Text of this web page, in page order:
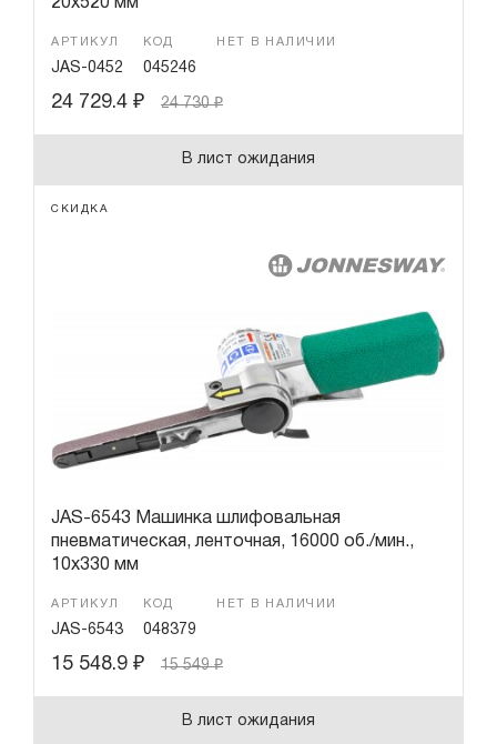
20х520 мм
АРТИКУЛ
JAS-0452
КОД
045246
НЕТ В НАЛИЧИИ
24 729.4 ₽ 24 730₽
В лист ожидания
СКИДКА
JAS-6543 Машинка шлифовальная
пневматическая, ленточная, 16000 об./мин.,
10х330 мм
АРТИКУЛ
JAS-6543
КОД
048379
НЕТ В НАЛИЧИИ
15 548.9 ₽ 15 549₽
В лист ожидания